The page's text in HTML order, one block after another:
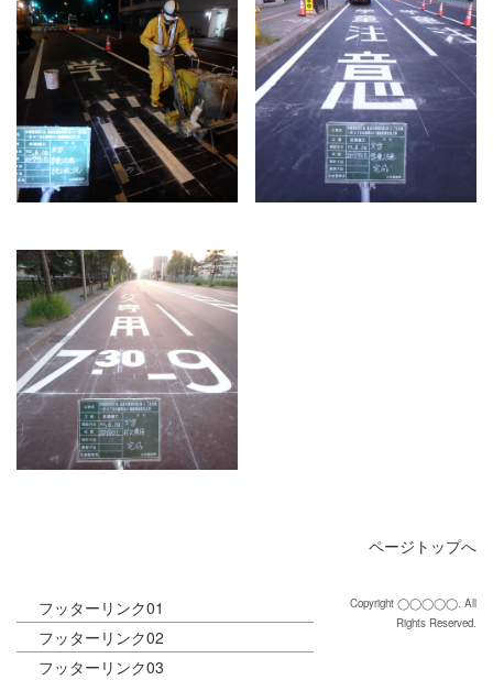
ページトップへ
フッターリンク01
フッターリンク02
フッターリンク03
Copyright ◯◯◯◯◯. All
Rights Reserved.